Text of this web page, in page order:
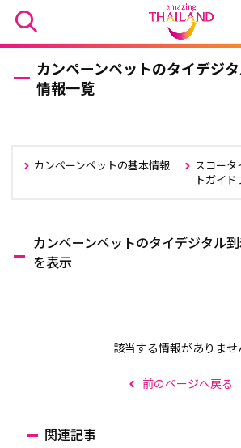
カンペーンペットのタイデジ
情報一覧
カンペーンペットの基本情報
スコータ
トガイド
カンペーンペットのタイデジタル
を表示
該当する情報がありませ
前のページへ戻る
関連記事